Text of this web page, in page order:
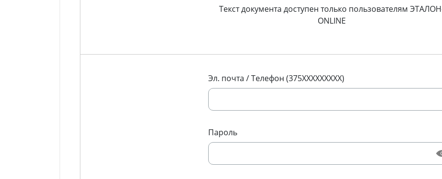
Текст документа доступен только пользователям
ONLINE
Эл. почта / Телефон (375XXXXXXXXX)
Пароль